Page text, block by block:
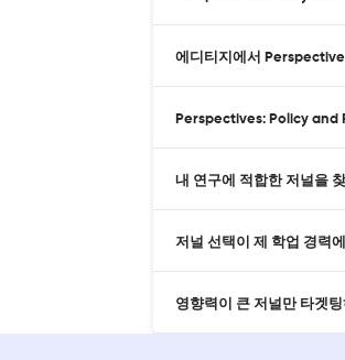
에디티지에서
Perspectives: Policy and
내 연구에 적합한 저널을
저널 선택이 제 학업 경력
영향력이 큰 저널만 타겟